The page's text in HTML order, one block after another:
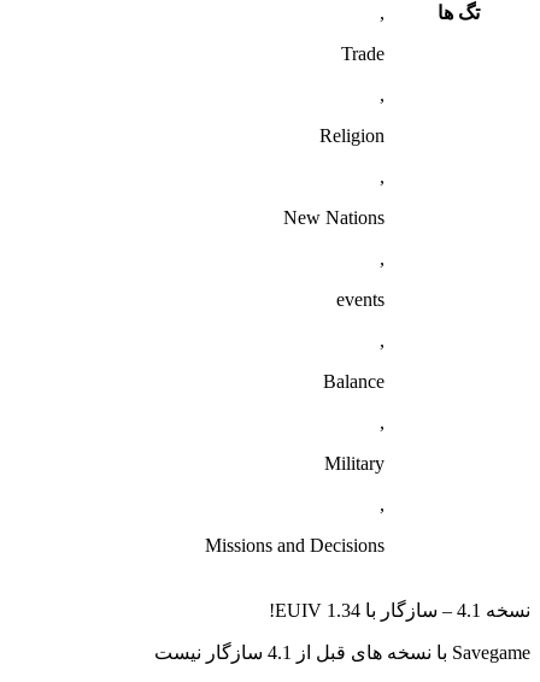
تگ ها
,
Trade
,
Religion
,
New Nations
,
events
,
Balance
,
Military
,
Missions and Decisions
نسخه 4.1 – سازگار با EUIV 1.34!
Savegame با نسخه های قبل از 4.1 سازگار نیست